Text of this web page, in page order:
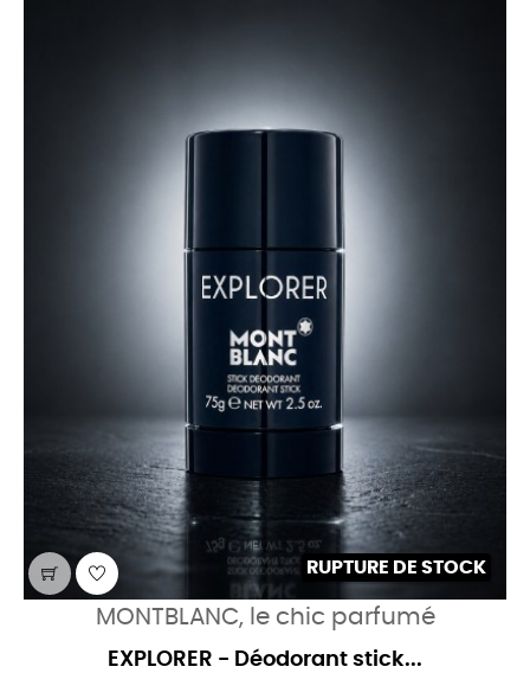
RUPTURE DE STOCK
MONTBLANC, le chic parfumé
EXPLORER - Déodorant stick...